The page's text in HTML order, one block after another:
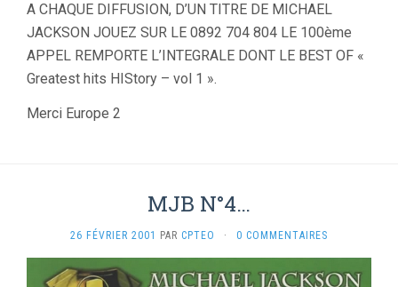
A CHAQUE DIFFUSION, D’UN TITRE DE MICHAEL
JACKSON JOUEZ SUR LE 0892 704 804 LE 100ème
APPEL REMPORTE L’INTEGRALE DONT LE BEST OF «
Greatest hits HIStory – vol 1 ».
Merci Europe 2
MJB N°4…
26 FÉVRIER 2001 PAR CPTEO · 0 COMMENTAIRES